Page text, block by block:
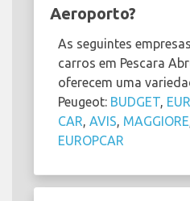
Aeroporto?
As seguintes
carros em Pescara
oferecem uma
Peugeot: BUDGET,
CAR, AVIS, MAGGIORE
EUROPCAR